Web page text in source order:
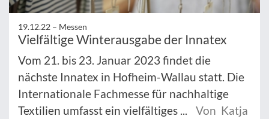
19.12.22 – Messen
Vielfältige Winterausgabe der Innatex
Vom 21. bis 23. Januar 2023 findet die
nächste Innatex in Hofheim-Wallau statt. Die
Internationale Fachmesse für nachhaltige
Textilien umfasst ein vielfältiges ...
Von Katja